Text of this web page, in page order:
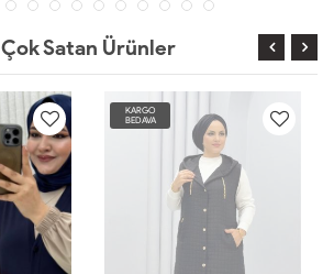
Çok Satan Ürünler
KARGO
BEDAVA